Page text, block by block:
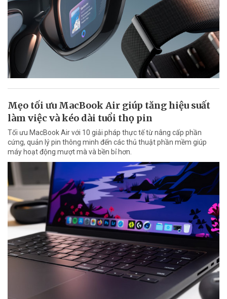
Mẹo tối ưu MacBook Air giúp tăng hiệu suất
làm việc và kéo dài tuổi thọ pin
Tối ưu MacBook Air với 10 giải pháp thực tế từ nâng cấp phần
cứng, quản lý pin thông minh đến các thủ thuật phần mềm giúp
máy hoạt động mượt mà và bền bỉ hơn.